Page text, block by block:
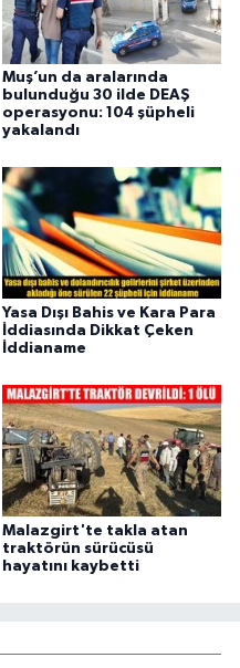
Muş’un da aralarında
bulunduğu 30 ilde DEAŞ
operasyonu: 104 şüpheli
yakalandı
Yasa Dışı Bahis ve Kara Para
İddiasında Dikkat Çeken
İddianame
Malazgirt'te takla atan
traktörün sürücüsü
hayatını kaybetti